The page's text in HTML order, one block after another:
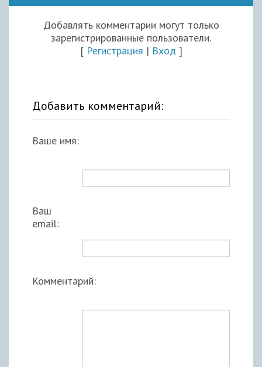
Добавлять комментарии могут только
зарегистрированные пользователи.
[ Регистрация | Вход ]
Добавить комментарий:
Ваше имя:
Ваш
email:
Комментарий: